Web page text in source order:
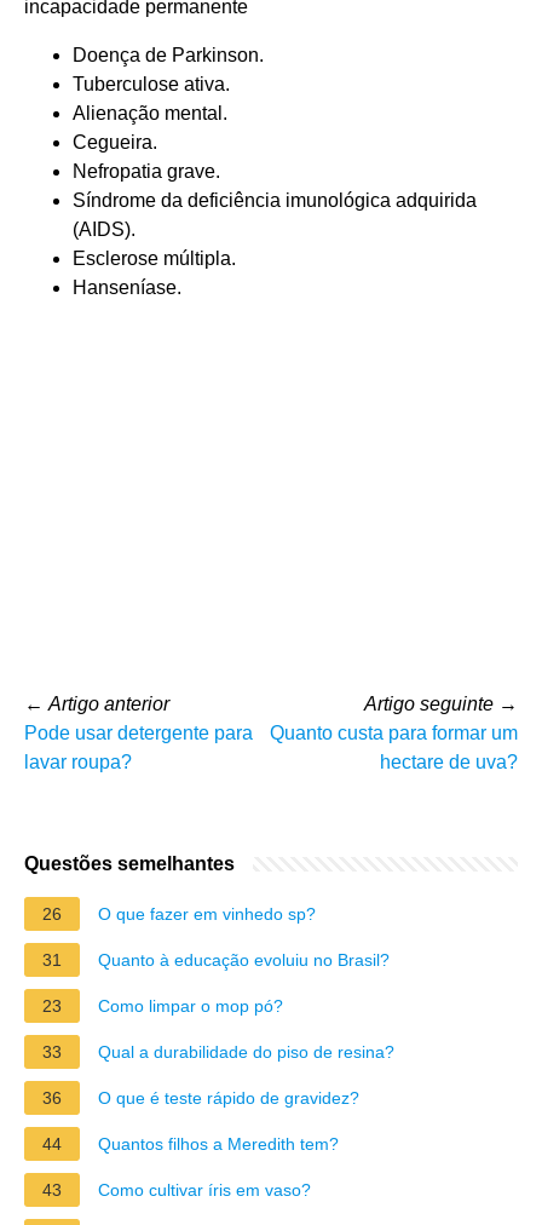
incapacidade permanente
Doença de Parkinson.
Tuberculose ativa.
Alienação mental.
Cegueira.
Nefropatia grave.
Síndrome da deficiência imunológica adquirida
(AIDS).
Esclerose múltipla.
Hanseníase.
← Artigo anterior
Pode usar detergente para
lavar roupa?
Artigo seguinte →
Quanto custa para formar um
hectare de uva?
Questões semelhantes
26 O que fazer em vinhedo sp?
31 Quanto à educação evoluiu no Brasil?
23 Como limpar o mop pó?
33 Qual a durabilidade do piso de resina?
36 O que é teste rápido de gravidez?
44 Quantos filhos a Meredith tem?
43 Como cultivar íris em vaso?